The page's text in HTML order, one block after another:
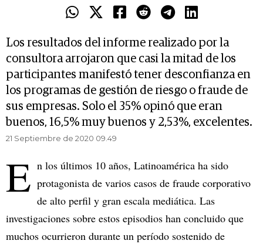
Los resultados del informe realizado por la
consultora arrojaron que casi la mitad de los
participantes manifestó tener desconfianza en
los programas de gestión de riesgo o fraude de
sus empresas. Solo el 35% opinó que eran
buenos, 16,5% muy buenos y 2,53%, excelentes.
21 Septiembre de 2020 09.49
E n los últimos 10 años, Latinoamérica ha sido
protagonista de varios casos de fraude corporativo
de alto perfil y gran escala mediática. Las
investigaciones sobre estos episodios han concluido que
muchos ocurrieron durante un período sostenido de